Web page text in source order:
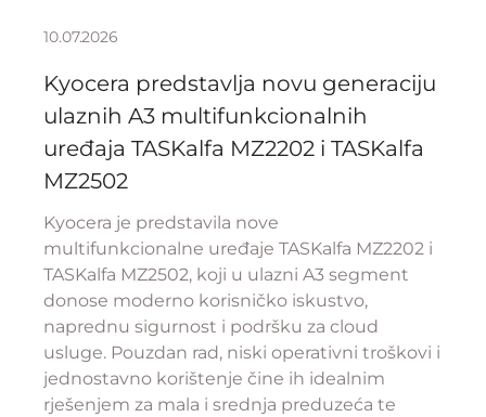
10.07.2026
Kyocera predstavlja novu generaciju
ulaznih A3 multifunkcionalnih
uređaja TASKalfa MZ2202 i TASKalfa
MZ2502
Kyocera je predstavila nove
multifunkcionalne uređaje TASKalfa MZ2202 i
TASKalfa MZ2502, koji u ulazni A3 segment
donose moderno korisničko iskustvo,
naprednu sigurnost i podršku za cloud
usluge. Pouzdan rad, niski operativni troškovi i
jednostavno korištenje čine ih idealnim
rješenjem za mala i srednja preduzeća te